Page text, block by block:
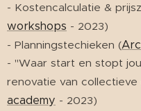
- Kostencalculatie &
workshops - 2023)
- Planningstechieken (
- "Waar start en stopt
renovatie van
academy - 2023)